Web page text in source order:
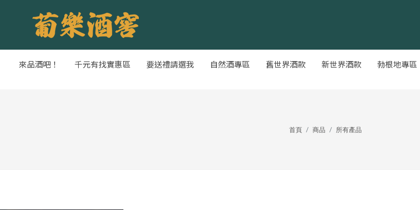
來品酒吧！ 千元有找實惠區 要送禮請選我 自然酒專區 舊世界酒款 新世界酒款 勃根地專區
首頁 商品 所有產品